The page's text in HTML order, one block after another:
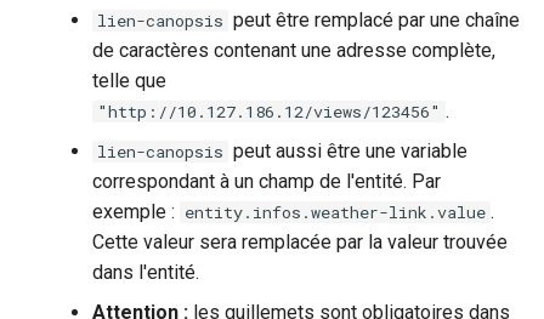
lien-canopsis peut être remplacé par une chaîne
de caractères contenant une adresse complète,
telle que
"http://10.127.186.12/views/123456" .
lien-canopsis peut aussi être une variable
correspondant à un champ de l'entité. Par
exemple : entity.infos.weather-link.value .
Cette valeur sera remplacée par la valeur trouvée
dans l'entité.
Attention : les guillemets sont obligatoires dans